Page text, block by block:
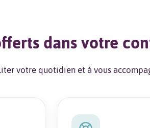
dans votre
votre quotidien et à vous